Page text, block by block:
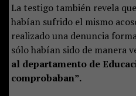
La testigo también revela
habían sufrido el mismo
realizado una denuncia
sólo habían sido de manera
al departamento de
comprobaban”.